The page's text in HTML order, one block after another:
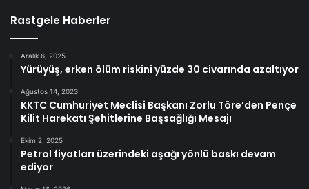
Rastgele Haberler
Aralık 6, 2025
Yürüyüş, erken ölüm riskini yüzde 30 civarında azaltıyor
Ağustos 14, 2023
KKTC Cumhuriyet Meclisi Başkanı Zorlu Töre’den Pençe
Kilit Harekatı Şehitlerine Başsağlığı Mesajı
Ekim 2, 2025
Petrol fiyatları üzerindeki aşağı yönlü baskı devam
ediyor